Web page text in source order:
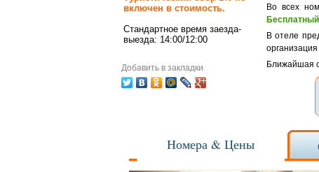
включен в стоимость.
Стандартное время заезда-
выезда: 14:00/12:00
Добавить в закладки
Во всех
Бесплатный
В отеле
Ближайшая
Номера & Цены